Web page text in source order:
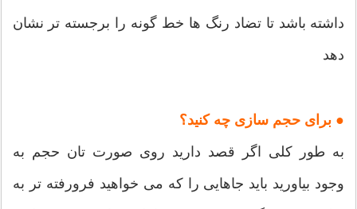
داشته باشد تا تضاد رنگ ها خط گونه را برجسته تر نشان
دهد
● برای حجم سازی چه کنید؟
به طور کلی اگر قصد دارید روی صورت تان حجم به
وجود بیاورید باید جاهایی را که می خواهید فرورفته تر به